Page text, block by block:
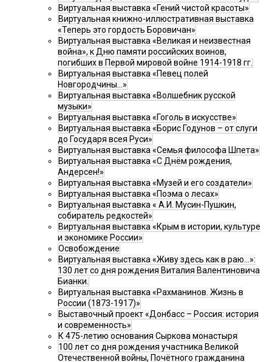
Виртуальная выставка «Гений чистой красоты»
Виртуальная книжно-иллюстративная выставка
«Теперь это гордость Боровичан»
Виртуальная выставка «Великая и неизвестная
война», к Дню памяти российских воинов,
погибших в Первой мировой войне 1914-1918 гг.
Виртуальная выставка «Певец полей
Новгородчины…»
Виртуальная выставка «Волшебник русской
музыки»
Виртуальная выставка «Гоголь в искусстве»
Виртуальная выставка «Борис Годунов – от слуги
до Государя всея Руси»
Виртуальная выставка «Семья философа Шпета»
Виртуальная выставка «С Днём рождения,
Андерсен!»
Виртуальная выставка «Музей и его создатели»
Виртуальная выставка «Поэма о лесах»
Виртуальная выставка « А.И. Мусин-Пушкин,
собиратель редкостей»
Виртуальная выставка «Крым в истории, культуре
и экономике России»
Освобождение
Виртуальная выставка «Живу здесь как в раю…»:
130 лет со дня рождения Виталия Валентиновича
Бианки.
Виртуальная выставка «Рахманинов. Жизнь в
России (1873-1917)»
Выставочный проект «Донбасс – Россия: история
и современность»
К 475-летию основания Сыркова монастыря
100 лет со дня рождения участника Великой
Отечественной войны, Почётного гражданина